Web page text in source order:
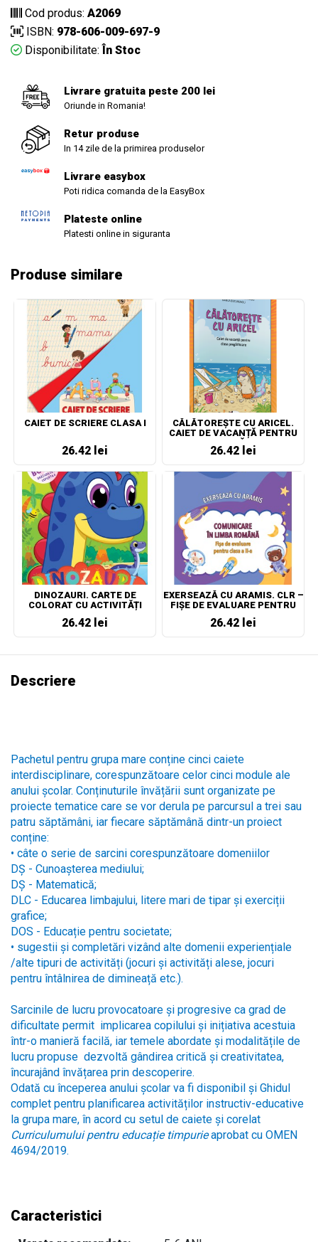
Cod produs: A2069
ISBN: 978-606-009-697-9
Disponibilitate: În Stoc
Livrare gratuita peste 200 lei
Oriunde in Romania!
Retur produse
In 14 zile de la primirea produselor
Livrare easybox
Poti ridica comanda de la EasyBox
Plateste online
Platesti online in siguranta
Produse similare
CAIET DE SCRIERE CLASA I
26.42 lei
CĂLĂTOREȘTE CU ARICEL.
CAIET DE VACANȚĂ PENTRU
CLASA PREGĂTITOARE
26.42 lei
DINOZAURI. CARTE DE
COLORAT CU ACTIVITĂȚI
26.42 lei
EXERSEAZĂ CU ARAMIS. CLR –
FIȘE DE EVALUARE PENTRU
26.42 lei
Descriere
Pachetul pentru grupa mare conține cinci caiete
interdisciplinare, corespunzătoare celor cinci module ale
anului școlar. Conținuturile învățării sunt organizate pe
proiecte tematice care se vor derula pe parcursul a trei sau
patru săptămâni, iar fiecare săptămână dintr-un proiect
conține:
• câte o serie de sarcini corespunzătoare domeniilor
DȘ - Cunoașterea mediului;
DȘ - Matematică;
DLC - Educarea limbajului, litere mari de tipar și exerciții
grafice;
DOS - Educație pentru societate;
• sugestii și completări vizând alte domenii experiențiale
/alte tipuri de activități (jocuri și activități alese, jocuri
pentru întâlnirea de dimineață etc.).
Sarcinile de lucru provocatoare și progresive ca grad de
dificultate permit implicarea copilului și inițiativa acestuia
într-o manieră facilă, iar temele abordate și modalitățile de
lucru propuse dezvoltă gândirea critică și creativitatea,
încurajând învățarea prin descoperire.
Odată cu începerea anului școlar va fi disponibil și Ghidul
complet pentru planificarea activităților instructiv-educative
la grupa mare, în acord cu setul de caiete și corelat
Curriculumului pentru educație timpurieaprobat cu OMEN
4694/2019.
Caracteristici